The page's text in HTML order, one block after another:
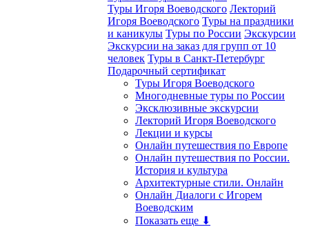
Туры Игоря Воеводского Лекторий
Игоря Воеводского Туры на праздники
и каникулы Туры по России Экскурсии
Экскурсии на заказ для групп от 10
человек Туры в Санкт-Петербург
Подарочный сертификат
Туры Игоря Воеводского
Многодневные туры по России
Эксклюзивные экскурсии
Лекторий Игоря Воеводского
Лекции и курсы
Онлайн путешествия по Европе
Онлайн путешествия по России.
История и культура
Архитектурные стили. Онлайн
Онлайн Диалоги с Игорем
Воеводским
Показать еще ⬇